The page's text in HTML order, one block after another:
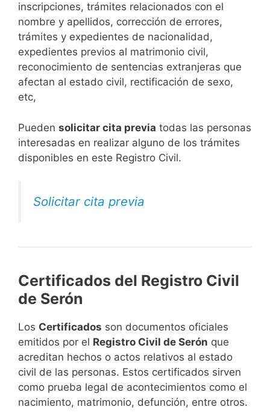
inscripciones, trámites relacionados con el
nombre y apellidos, corrección de errores,
trámites y expedientes de nacionalidad,
expedientes previos al matrimonio civil,
reconocimiento de sentencias extranjeras que
afectan al estado civil, rectificación de sexo,
etc,
​Pueden solicitar cita previa todas las personas
interesadas en realizar alguno de los trámites
disponibles en este Registro Civil.​
Solicitar cita previa
Certificados del Registro Civil
de Serón
Los Certificados son documentos oficiales
emitidos por el Registro Civil de Serón que
acreditan hechos o actos relativos al estado
civil de las personas. Estos certificados sirven
como prueba legal de acontecimientos como el
nacimiento, matrimonio, defunción, entre otros.